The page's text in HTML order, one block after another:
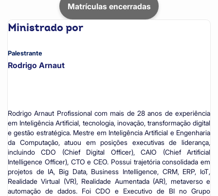
Matrículas encerradas
Ministrado por
Palestrante
Rodrigo Arnaut
Rodrigo Arnaut Profissional com mais de 28 anos de experiência
em Inteligência Artificial, tecnologia, inovação, transformação digital
e gestão estratégica. Mestre em Inteligência Artificial e Engenharia
da Computação, atuou em posições executivas de liderança,
incluindo CDO (Chief Digital Officer), CAIO (Chief Artificial
Intelligence Officer), CTO e CEO. Possui trajetória consolidada em
projetos de IA, Big Data, Business Intelligence, CRM, ERP, IoT,
Realidade Virtual (VR), Realidade Aumentada (AR), metaverso e
automação de dados. Foi CDO e Executivo de BI no Grupo